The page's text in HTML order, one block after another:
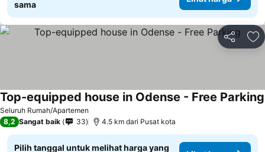
sama
Bagikan
Seluruh Rumah/Apartemen
Top-equipped house in Odense - Free Parking
8,2 Sangat baik 33 4.5 km dari Pusat kota
Pilih tanggal untuk melihat harga yang